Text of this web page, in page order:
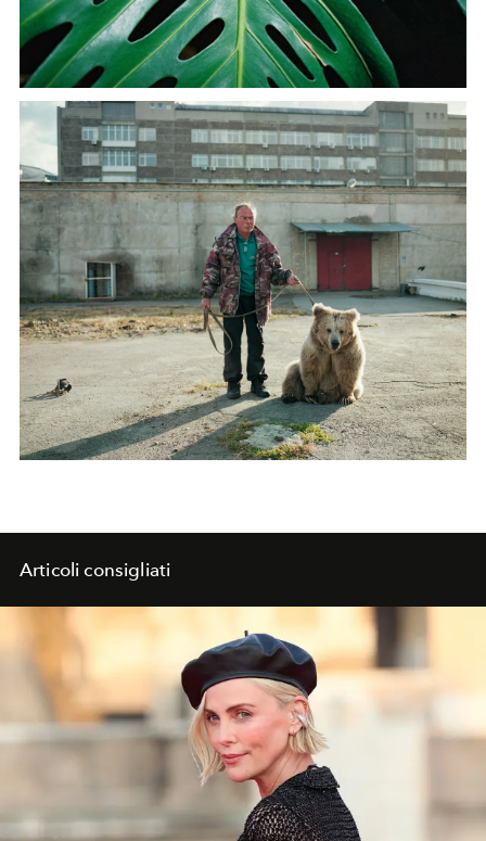
Articoli consigliati